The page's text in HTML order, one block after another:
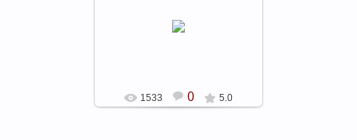
1533 0 5.0